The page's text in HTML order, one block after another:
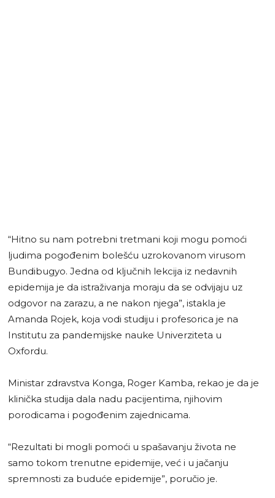
“Hitno su nam potrebni tretmani koji mogu pomoći
ljudima pogođenim bolešću uzrokovanom virusom
Bundibugyo. Jedna od ključnih lekcija iz nedavnih
epidemija je da istraživanja moraju da se odvijaju uz
odgovor na zarazu, a ne nakon njega”, istakla je
Amanda Rojek, koja vodi studiju i profesorica je na
Institutu za pandemijske nauke Univerziteta u
Oxfordu.
Ministar zdravstva Konga, Roger Kamba, rekao je da je
klinička studija dala nadu pacijentima, njihovim
porodicama i pogođenim zajednicama.
“Rezultati bi mogli pomoći u spašavanju života ne
samo tokom trenutne epidemije, već i u jačanju
spremnosti za buduće epidemije”, poručio je.